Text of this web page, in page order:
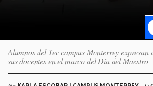
Alumnos del Tec campus Monterrey expresan
sus docentes en el marco del Día del Maestro